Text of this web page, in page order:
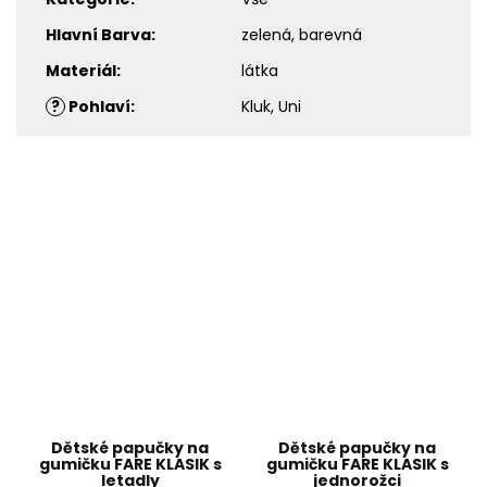
Hlavní Barva:
zelená, barevná
Materiál:
látka
? Pohlaví: Kluk, Uni
Dětské papučky na
gumičku FARE KLASIK s
letadly
Dětské papučky na
gumičku FARE KLASIK s
jednorožci